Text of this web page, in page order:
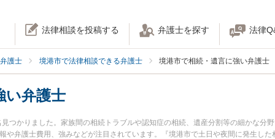
法律相談を投稿する 弁護士を探す 法律
護士 境港市で法律相談できる弁護士 境港市で相続・遺言に強い弁護士
い弁護士
つかりました。家族間の相続トラブルや認知症の相続、遺産分割等の細かな分
や弁護士費用、強みなどが注目されています。『境港市で土日や夜間に発生し